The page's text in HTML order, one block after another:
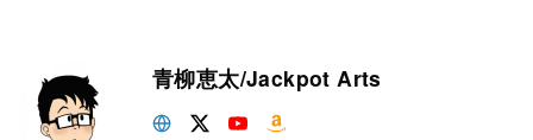
青柳恵太/Jackpot Arts